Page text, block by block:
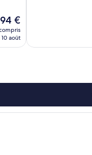
Le
nouveau
prix
94 €
août